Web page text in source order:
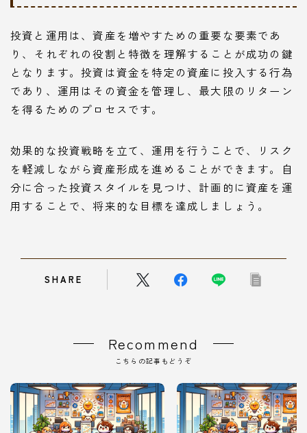
投資と運用は、資産を増やすための重要な要素であ
り、それぞれの役割と特徴を理解することが成功の鍵
となります。投資は資金を特定の資産に投入する行為
であり、運用はその資金を管理し、最大限のリターン
を得るためのプロセスです。
効果的な投資戦略を立て、運用を行うことで、リスク
を軽減しながら資産形成を進めることができます。自
分に合った投資スタイルを見つけ、計画的に資産を運
用することで、将来的な目標を達成しましょう。
SHARE
Recommend
こちらの記事もどうぞ